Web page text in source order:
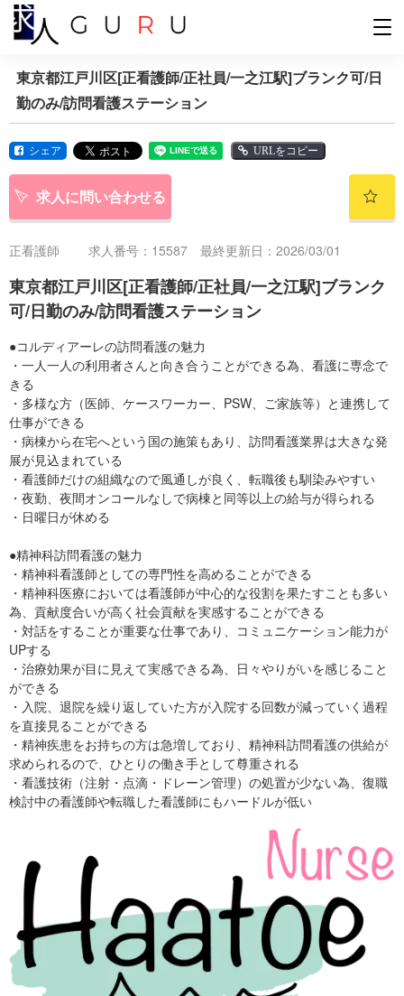
東京都江戸川区[正看護師/正社員/一之江駅]ブランク可/日
勤のみ/訪問看護ステーション
シェア URLをコピー
求人に問い合わせる
正看護師 求人番号：15587 最終更新日：2026/03/01
東京都江戸川区[正看護師/正社員/一之江駅]ブランク
可/日勤のみ/訪問看護ステーション
●コルディアーレの訪問看護の魅力
・一人一人の利用者さんと向き合うことができる為、看護に専念で
きる
・多様な方（医師、ケースワーカー、PSW、ご家族等）と連携して
仕事ができる
・病棟から在宅へという国の施策もあり、訪問看護業界は大きな発
展が見込まれている
・看護師だけの組織なので風通しが良く、転職後も馴染みやすい
・夜勤、夜間オンコールなしで病棟と同等以上の給与が得られる
・日曜日が休める
●精神科訪問看護の魅力
・精神科看護師としての専門性を高めることができる
・精神科医療においては看護師が中心的な役割を果たすことも多い
為、貢献度合いが高く社会貢献を実感することができる
・対話をすることが重要な仕事であり、コミュニケーション能力が
UPする
・治療効果が目に見えて実感できる為、日々やりがいを感じること
ができる
・入院、退院を繰り返していた方が入院する回数が減っていく過程
を直接見ることができる
・精神疾患をお持ちの方は急増しており、精神科訪問看護の供給が
求められるので、ひとりの働き手として尊重される
・看護技術（注射・点滴・ドレーン管理）の処置が少ない為、復職
検討中の看護師や転職した看護師にもハードルが低い